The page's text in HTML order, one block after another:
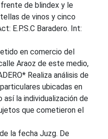
frente de blindex y le
de vinos y cinco
E.P.S.C Baradero. Int:
en comercio del
Araoz de este medio,
Realiza análisis de
ubicadas en
así la individualización de
que cometieron el
la fecha Juzg. De